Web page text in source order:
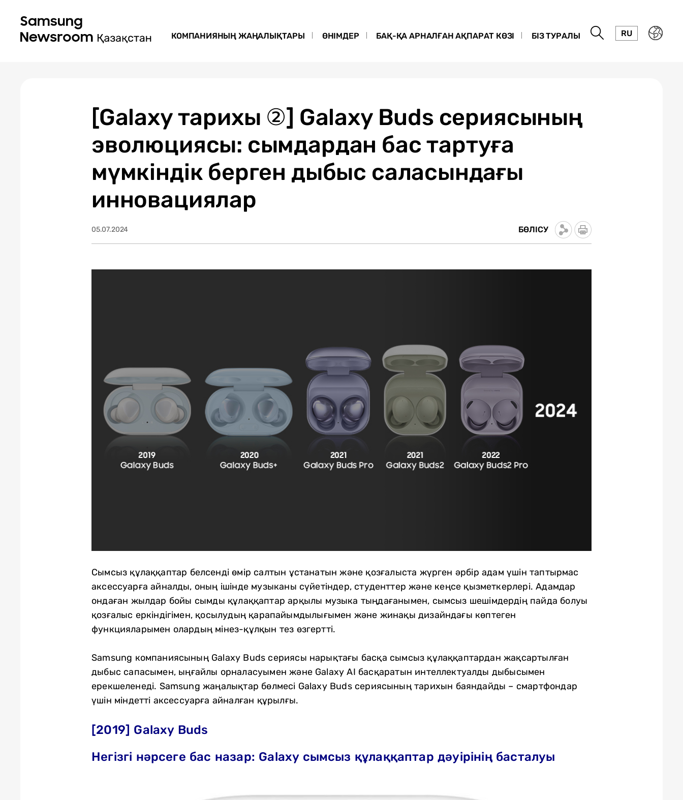
КОМПАНИЯНЫҢ ЖАҢАЛЫҚТАРЫ ӨНІМДЕР БАҚ-ҚА АРНАЛҒАН АҚПАРАТ КӨЗІ БІЗ ТУРАЛЫ RU
[Galaxy тарихы ②] Galaxy Buds сериясының
эволюциясы: сымдардан бас тартуға
мүмкіндік берген дыбыс саласындағы
инновациялар
05.07.2024 БӨЛІСУ
Сымсыз құлаққаптар белсенді өмір салтын ұстанатын және қозғалыста жүрген әрбір адам үшін таптырмас
аксессуарға айналды, оның ішінде музыканы сүйетіндер, студенттер және кеңсе қызметкерлері. Адамдар
ондаған жылдар бойы сымды құлаққаптар арқылы музыка тыңдағанымен, сымсыз шешімдердің пайда болуы
қозғалыс еркіндігімен, қосылудың қарапайымдылығымен және жинақы дизайндағы көптеген
функцияларымен олардың мінез-құлқын тез өзгертті.
Samsung компаниясының Galaxy Buds сериясы нарықтағы басқа сымсыз құлаққаптардан жақсартылған
дыбыс сапасымен, ыңғайлы орналасуымен және Galaxy AI басқаратын интеллектуалды дыбысымен
ерекшеленеді. Samsung жаңалықтар бөлмесі Galaxy Buds сериясының тарихын баяндайды – смартфондар
үшін міндетті аксессуарға айналған құрылғы.
[2019] Galaxy Buds
Негізгі нәрсеге бас назар: Galaxy сымсыз құлаққаптар дәуірінің басталуы